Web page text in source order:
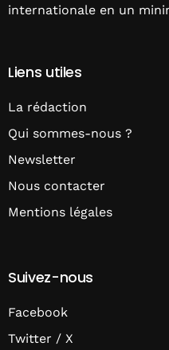
internationale en un
Liens utiles
La rédaction
Qui sommes-nous ?
Newsletter
Nous contacter
Mentions légales
Suivez-nous
Facebook
Twitter / X